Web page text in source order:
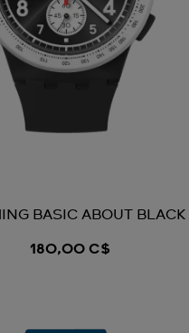
BASIC ABOUT BLACK
180,00 C$